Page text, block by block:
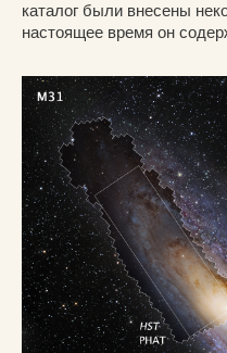
каталог были внесены
настоящее время он